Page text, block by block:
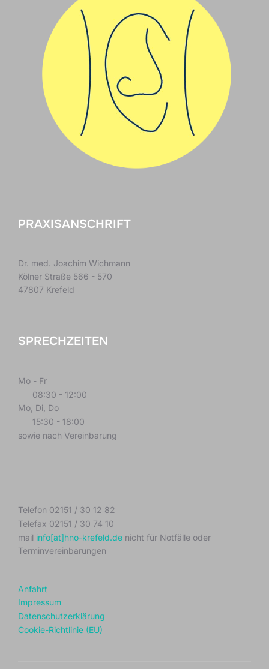
PRAXISANSCHRIFT
Dr. med. Joachim Wichmann
Kölner Straße 566 - 570
47807 Krefeld
SPRECHZEITEN
Mo - Fr
08:30 - 12:00
Mo, Di, Do
15:30 - 18:00
sowie nach Vereinbarung
Telefon 02151 / 30 12 82
Telefax 02151 / 30 74 10
mail info[at]hno-krefeld.de nicht für Notfälle oder
Terminvereinbarungen
Anfahrt
Impressum
Datenschutzerklärung
Cookie-Richtlinie (EU)